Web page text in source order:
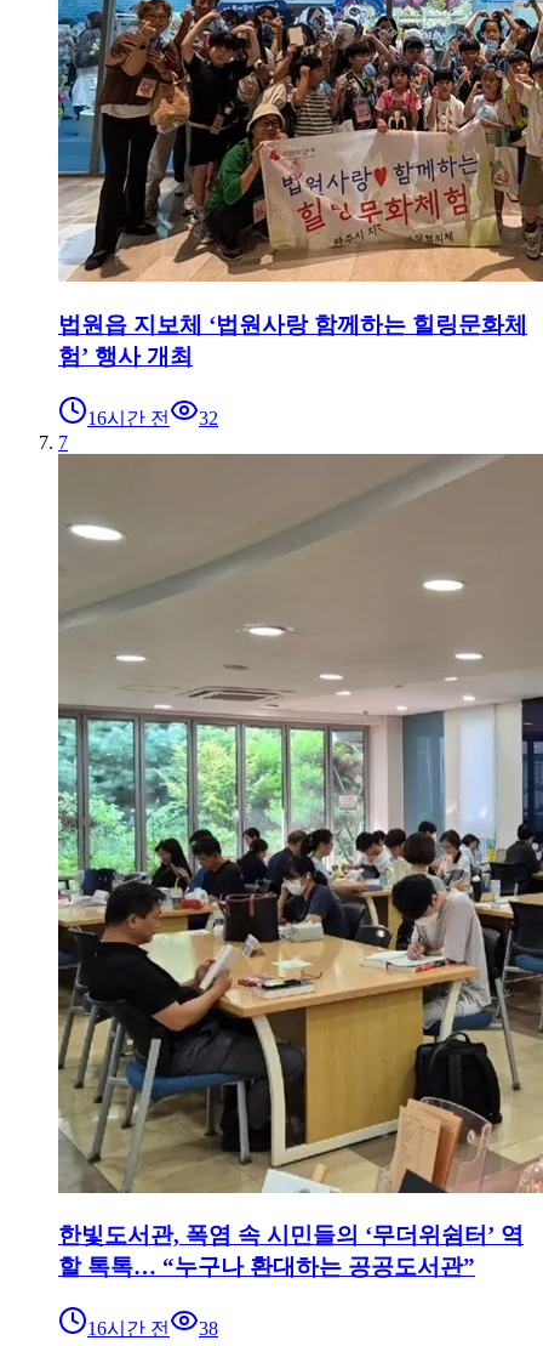
법원읍 지보체 ‘법원사랑 함께하는 힐링문화체
험’ 행사 개최
16시간 전
32
7
한빛도서관, 폭염 속 시민들의 ‘무더위쉼터’ 역
할 톡톡… “누구나 환대하는 공공도서관”
16시간 전
38